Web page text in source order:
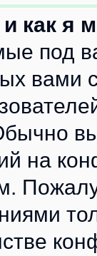
как я
под
на